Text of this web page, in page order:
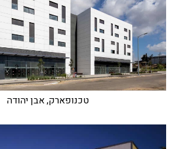
טכנופארק, אבן יהודה